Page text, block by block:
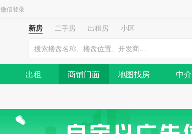
微信登录
新房 二手房 出租房
小区
出租 商铺门面 地图找房 中介